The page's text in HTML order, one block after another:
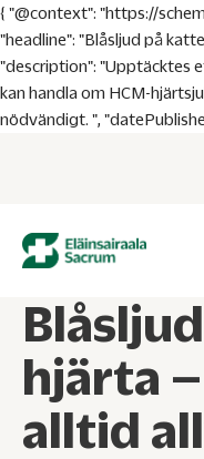
{ "@context": "https://
"headline": "Blåsljud på
"description": "Upptäcktes
kan handla om HCM-
nödvändigt. ",
hjärta
alltid